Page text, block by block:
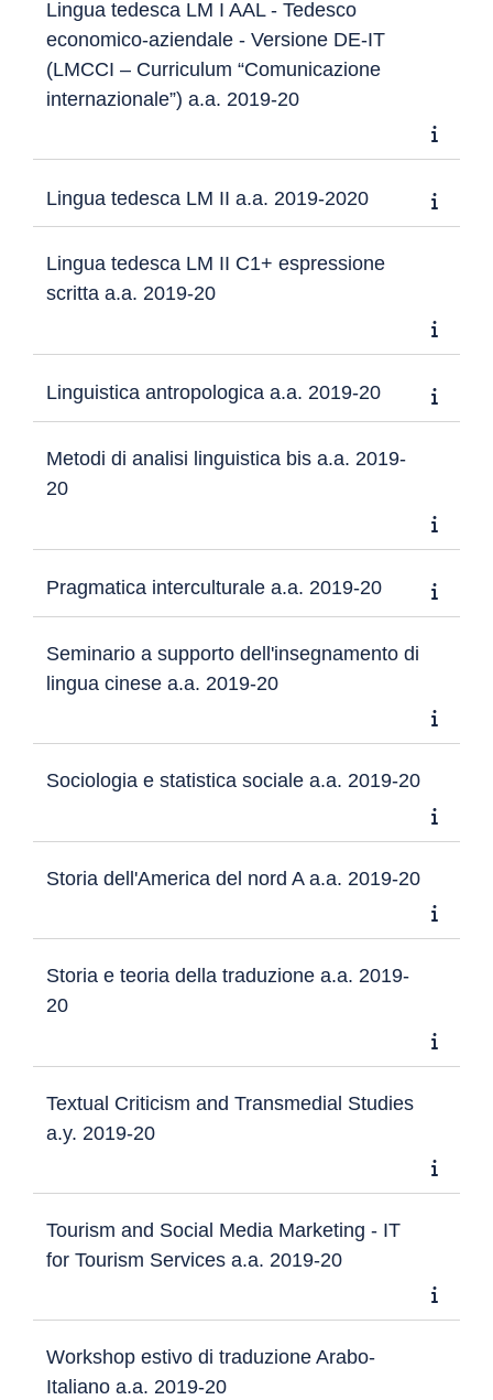
Lingua tedesca LM I AAL - Tedesco
economico-aziendale - Versione DE-IT
(LMCCI – Curriculum “Comunicazione
internazionale”) a.a. 2019-20
Lingua tedesca LM II a.a. 2019-2020
Lingua tedesca LM II C1+ espressione
scritta a.a. 2019-20
Linguistica antropologica a.a. 2019-20
Metodi di analisi linguistica bis a.a. 2019-
20
Pragmatica interculturale a.a. 2019-20
Seminario a supporto dell'insegnamento di
lingua cinese a.a. 2019-20
Sociologia e statistica sociale a.a. 2019-20
Storia dell'America del nord A a.a. 2019-20
Storia e teoria della traduzione a.a. 2019-
20
Textual Criticism and Transmedial Studies
a.y. 2019-20
Tourism and Social Media Marketing - IT
for Tourism Services a.a. 2019-20
Workshop estivo di traduzione Arabo-
Italiano a.a. 2019-20